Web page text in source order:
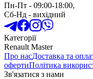
Пн-Пт - 09:00-18:00,
Сб-Нд - вихідний
Категорії
Renault Master
Про насДоставка та
офертиПолітика
Зв'язатися з нами